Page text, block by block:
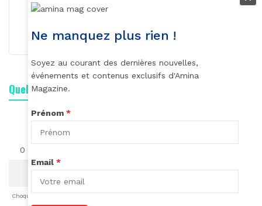
Quelle est votre réaction ?
0
Choqué
Ne manquez plus rien !
Soyez au courant des dernières nouvelles,
événements et contenus exclusifs d'Amina
Magazine.
Prénom *
Email *